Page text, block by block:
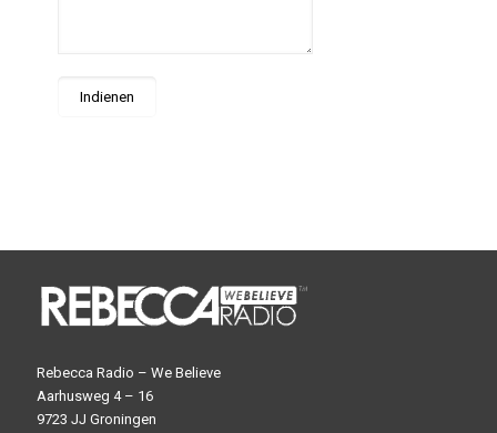
Rebecca Radio – We Believe
Aarhusweg 4 – 16
9723 JJ Groningen